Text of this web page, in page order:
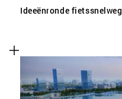
Ideeënronde fietssnelweg